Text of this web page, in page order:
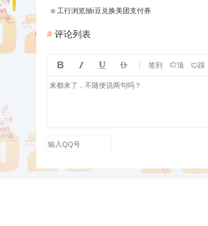
工行浏览抽i豆兑换美团支付券
评论列表
    签到 顶 踩